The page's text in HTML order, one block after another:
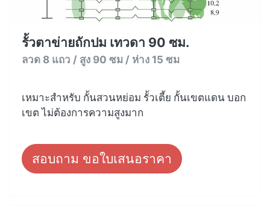
รั้วตาข่ายถักปม เทวดา 90 ซม.
ลวด 8 แถว / สูง 90 ซม / ห่าง 15 ซม
เหมาะสำหรับ กั้นสวนหย่อม รั้วเตี้ย กั้นเขตแดน บอก
เขต ไม่ต้องการความสูงมาก
สอบถาม ขอใบเสนอราคา